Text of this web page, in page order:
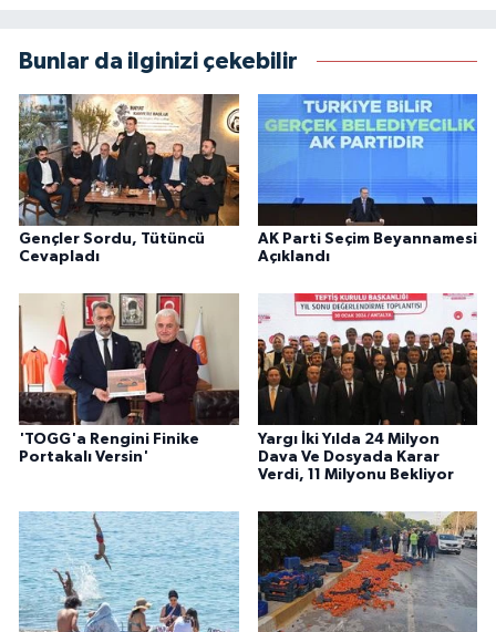
Bunlar da ilginizi çekebilir
Gençler Sordu, Tütüncü
Cevapladı
AK Parti Seçim Beyannamesi
Açıklandı
'TOGG'a Rengini Finike
Portakalı Versin'
Yargı İki Yılda 24 Milyon
Dava Ve Dosyada Karar
Verdi, 11 Milyonu Bekliyor